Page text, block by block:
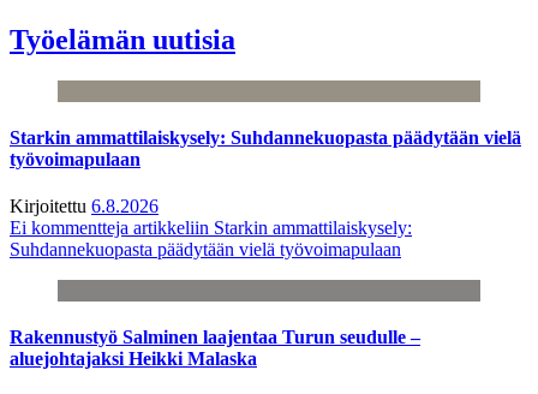
Työelämän uutisia
Starkin ammattilaiskysely: Suhdannekuopasta päädytään vielä
työvoimapulaan
Kirjoitettu 6.8.2026
Ei kommentteja artikkeliin Starkin ammattilaiskysely:
Suhdannekuopasta päädytään vielä työvoimapulaan
Rakennustyö Salminen laajentaa Turun seudulle –
aluejohtajaksi Heikki Malaska